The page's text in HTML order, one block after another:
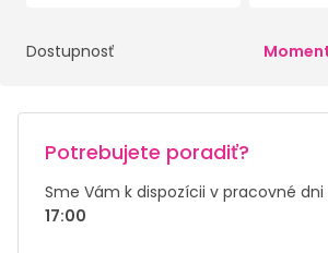
Dostupnosť
Potrebujete poradiť?
Sme Vám k dispozícii v pracovné
17:00